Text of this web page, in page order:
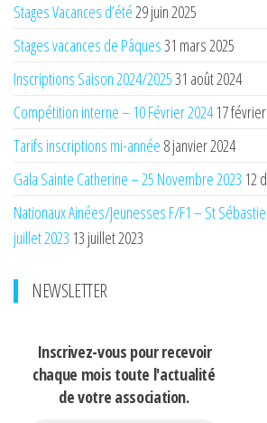
Stages Vacances d’été29 juin 2025
Stages vacances de Pâques31 mars 2025
Inscriptions Saison 2024/202531 août 2024
Compétition interne – 10 Février 2024 17
Tarifs inscriptions mi-année 8 janvier 2024
Gala Sainte Catherine – 25 Novembre 2023 12
Nationaux Ainées/Jeunesses F/F1 – St
juillet 2023 13 juillet 2023
NEWSLETTER
Inscrivez-vous pour recevoir
chaque mois toute l'actualité
de votre association.